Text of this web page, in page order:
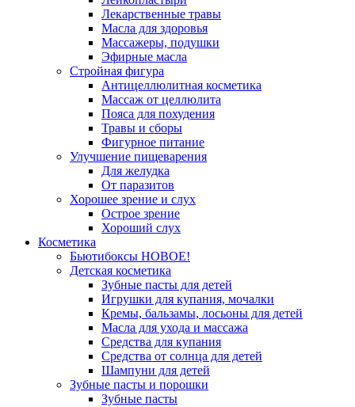
Лекарственные травы
Масла для здоровья
Массажеры, подушки
Эфирные масла
Стройная фигура
Антицеллюлитная косметика
Массаж от целлюлита
Пояса для похудения
Травы и сборы
Фигурное питание
Улучшение пищеварения
Для желудка
От паразитов
Хорошее зрение и слух
Острое зрение
Хороший слух
Косметика
Бьютибоксы НОВОЕ!
Детская косметика
Зубные пасты для детей
Игрушки для купания, мочалки
Кремы, бальзамы, лосьоны для детей
Масла для ухода и массажа
Средства для купания
Средства от солнца для детей
Шампуни для детей
Зубные пасты и порошки
Зубные пасты